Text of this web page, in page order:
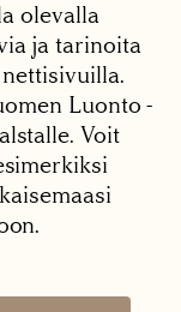
olevalla
ja tarinoita
Luonto -
Voit